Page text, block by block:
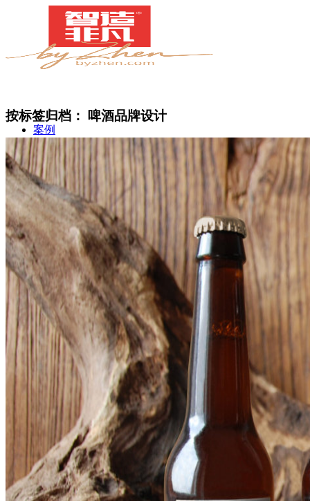
案例
简介
甄知灼见
智造中心
联系-155 0100 6696
按标签归档： 啤酒品牌设计